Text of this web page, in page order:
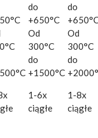
do
+650°C
Od
300°C
do
+1500°C
do
Od
300°C
do
1-6x
ciągłe
1-8x
ciągłe